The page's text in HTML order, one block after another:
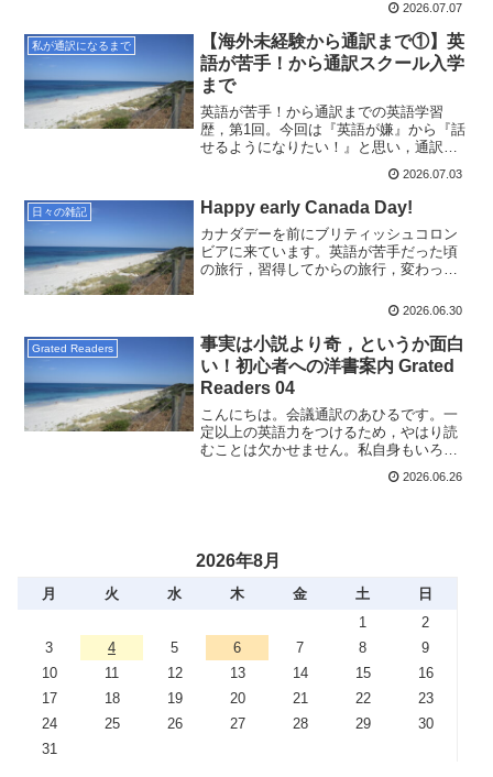
ところなのか，その一般論をご紹介しま
す。
2026.07.07
私が通訳になるまで
【海外未経験から通訳まで①】英
語が苦手！から通訳スクール入学
まで
英語が苦手！から通訳までの英語学習
歴，第1回。今回は『英語が嫌』から『話
せるようになりたい！』と思い，通訳ス
クールに通い始めるまで。紆余曲折の学
2026.07.03
日々の雑記 Happy early Canada Day!
カナダデーを前にブリティッシュコロン
ビアに来ています。英語が苦手だった頃
の旅行，習得してからの旅行，変わって
にまつわる完全なる雑記です。 2026.06.30
Grated Readers
事実は小説より奇，というか面白
い！初心者への洋書案内 Grated
Readers 04
こんにちは。会議通訳のあひるです。一
定以上の英語力をつけるため，やはり読
むことは欠かせません。私自身もいろい
ろと試してきた中で，しばらくGrated
Readers，つまり英語学習者向けのもので
2026.06.26
2026年8月
月 火 水 木 金 土
日
1
2
3
4 5 6 7 8
9
10
11 12 13 14 15
16
17
18 19 20 21 22
23
24
25 26 27 28 29
30
31